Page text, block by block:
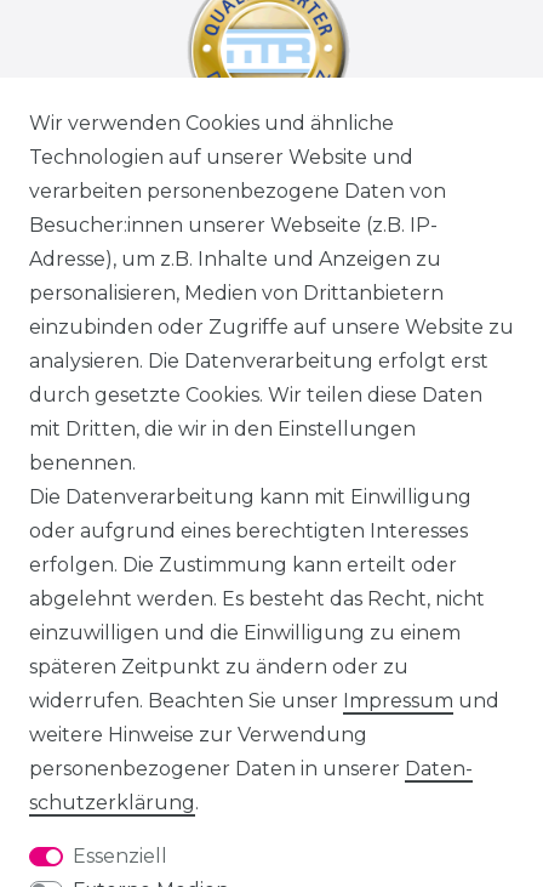
Wir verwenden Cookies und ähnliche
Technologien auf unserer Website und
verarbeiten personenbezogene Daten von
Besucher:innen unserer Webseite (z.B. IP-
Adresse), um z.B. Inhalte und Anzeigen zu
personalisieren, Medien von Drittanbietern
einzubinden oder Zugriffe auf unsere Website zu
analysieren. Die Datenverarbeitung erfolgt erst
durch gesetzte Cookies. Wir teilen diese Daten
mit Dritten, die wir in den Einstellungen
benennen.
Die Datenverarbeitung kann mit Einwilligung
oder aufgrund eines berechtigten Interesses
erfolgen. Die Zustimmung kann erteilt oder
abgelehnt werden. Es besteht das Recht, nicht
einzuwilligen und die Einwilligung zu einem
späteren Zeitpunkt zu ändern oder zu
widerrufen. Beachten Sie unser Impressum und
weitere Hinweise zur Verwendung
personenbezogener Daten in unserer Daten­
schutz­erklärung.
Essenziell